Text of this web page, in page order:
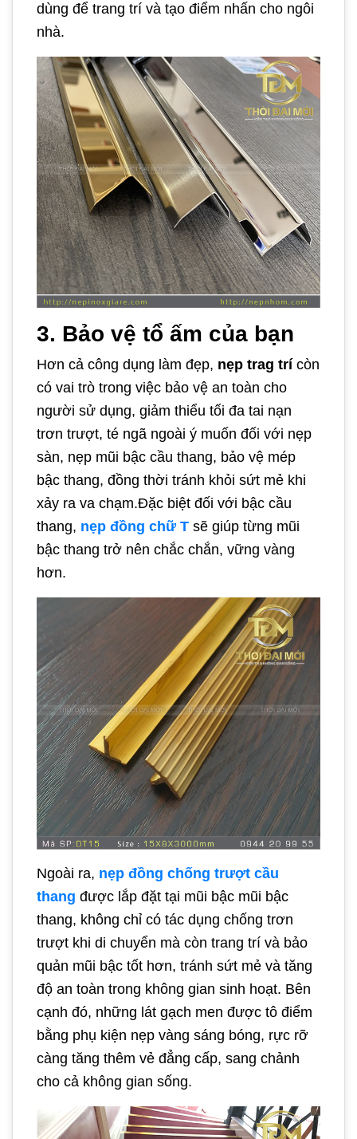
dùng để trang trí và tạo điểm nhấn cho ngôi
nhà.
3. Bảo vệ tổ ấm của bạn
Hơn cả công dụng làm đẹp, nẹp trag trí còn
có vai trò trong việc bảo vệ an toàn cho
người sử dụng, giảm thiểu tối đa tai nạn
trơn trượt, té ngã ngoài ý muốn đối với nẹp
sàn, nẹp mũi bậc cầu thang, bảo vệ mép
bậc thang, đồng thời tránh khỏi sứt mẻ khi
xảy ra va chạm.Đặc biệt đối với bậc cầu
thang, nẹp đồng chữ T sẽ giúp từng mũi
bậc thang trở nên chắc chắn, vững vàng
hơn.
Ngoài ra, nẹp đồng chống trượt cầu
thang được lắp đặt tại mũi bậc mũi bậc
thang, không chỉ có tác dụng chống trơn
trượt khi di chuyển mà còn trang trí và bảo
quản mũi bậc tốt hơn, tránh sứt mẻ và tăng
độ an toàn trong không gian sinh hoạt. Bên
cạnh đó, những lát gạch men được tô điểm
bằng phụ kiện nẹp vàng sáng bóng, rực rỡ
càng tăng thêm vẻ đẳng cấp, sang chảnh
cho cả không gian sống.